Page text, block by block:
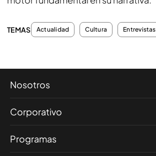
TEMAS Actualidad Cultura Entrevistas
Nosotros
Corporativo
Programas